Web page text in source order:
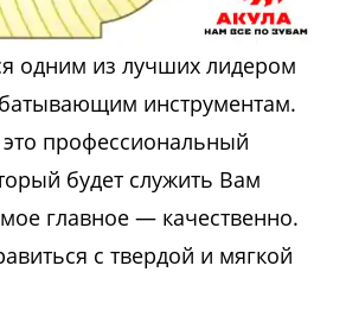
одним из лучших лидером
инструментам.
профессиональный
будет служить Вам
главное — качественно.
с твердой и мягкой